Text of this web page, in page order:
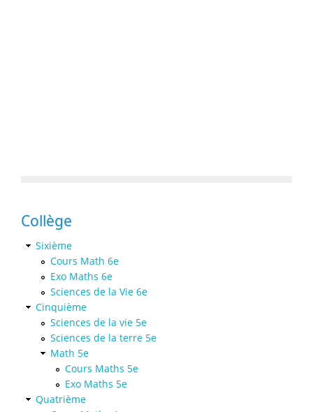
Collège
Sixième
Cours Math 6e
Exo Maths 6e
Sciences de la Vie 6e
Cinquième
Sciences de la vie 5e
Sciences de la terre 5e
Math 5e
Cours Maths 5e
Exo Maths 5e
Quatrième